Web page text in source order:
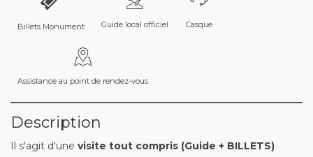
Billets Monument Guide local officiel Casque
Assistance au point de rendez-vous
Description
Il s'agit d'une visite tout compris (Guide + BILLETS)